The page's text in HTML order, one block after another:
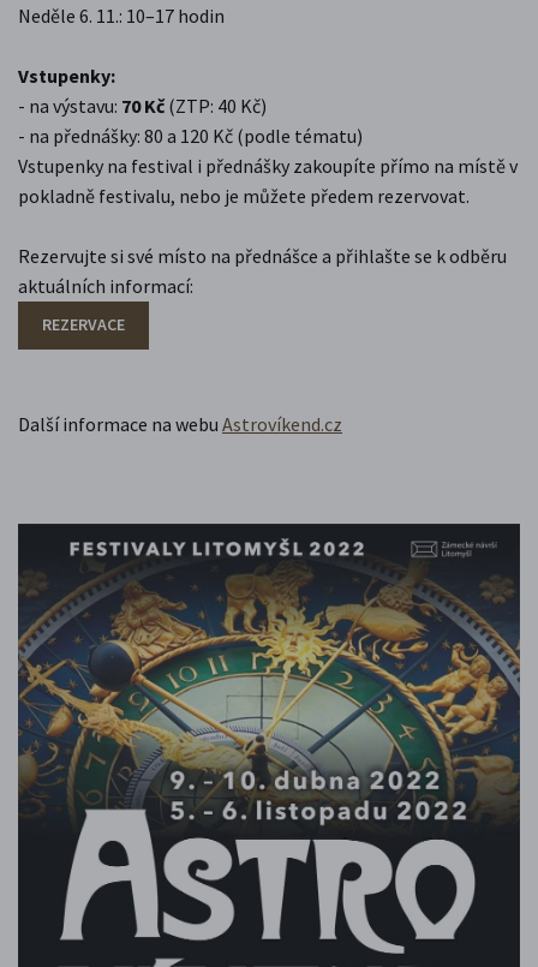
Neděle 6. 11.: 10–17 hodin
Vstupenky:
- na výstavu: 70 Kč (ZTP: 40 Kč)
- na přednášky: 80 a 120 Kč (podle tématu)
Vstupenky na festival i přednášky zakoupíte přímo na místě v
pokladně festivalu, nebo je můžete předem rezervovat.
Rezervujte si své místo na přednášce a přihlašte se k odběru
aktuálních informací:
REZERVACE
Další informace na webu Astrovíkend.cz